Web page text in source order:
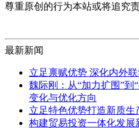
尊重原创的行为本站或将追究责
最新新闻
立足禀赋优势 深化内外
魏际刚：从“加力扩围”到
变化与优化方向
立足特色优势打造新质生
构建贸易投资一体化发展